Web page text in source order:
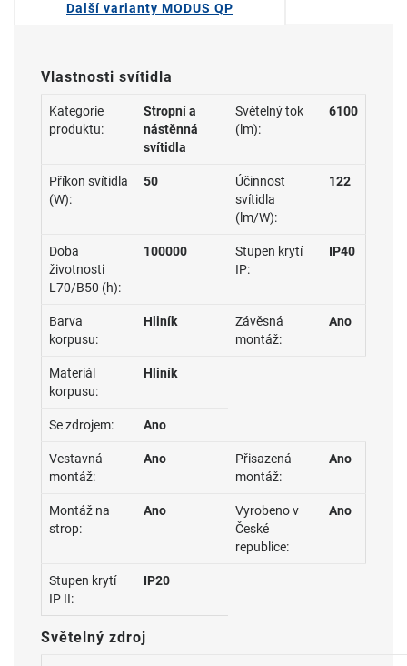
Další varianty MODUS QP
Vlastnosti svítidla
Kategorie
produktu:
Stropní a
nástěnná
svítidla
Světelný tok
(lm):
6100
Příkon svítidla
(W):
50
Účinnost
svítidla
(lm/W):
122
Doba
životnosti
L70/B50 (h):
100000
Stupen krytí
IP:
IP40
Barva
korpusu:
Hliník
Závěsná
montáž:
Ano
Materiál
korpusu:
Hliník
Se zdrojem: Ano
Vestavná
montáž:
Ano
Přisazená
montáž:
Ano
Montáž na
strop:
Ano
Vyrobeno v
České
republice:
Ano
Stupen krytí
IP II:
IP20
Světelný zdroj